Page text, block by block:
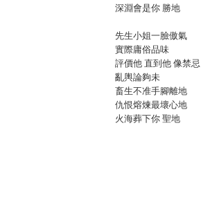
深淵會是你 勝地
先生小姐一臉傲氣
實際庸俗品味
評價他 直到他 像禁忌
亂輿論夠未
畜生不准手腳離地
仇恨熔煉最壞心地
火海葬下你 聖地